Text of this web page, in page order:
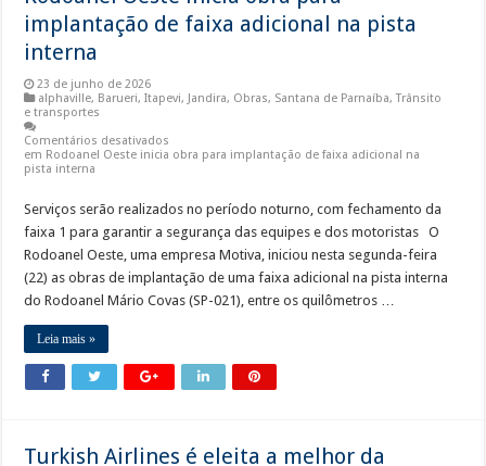
implantação de faixa adicional na pista
interna
23 de junho de 2026
alphaville, Barueri,Itapevi, Jandira, Obras, Santana de Parnaíba,Trânsito
e transportes
Comentários desativados
em Rodoanel Oeste inicia obra para implantação de faixa adicional na
pista interna
Serviços serão realizados no período noturno, com fechamento da
faixa 1 para garantir a segurança das equipes e dos motoristas O
Rodoanel Oeste, uma empresa Motiva, iniciou nesta segunda-feira
(22) as obras de implantação de uma faixa adicional na pista interna
do Rodoanel Mário Covas (SP-021), entre os quilômetros …
Leia mais »
Turkish Airlines é eleita a melhor da